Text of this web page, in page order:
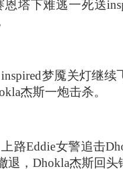
恩塔下难逃一死送
inspired梦魇关灯继
杰斯一炮击杀。
上路Eddie女警追击
退，Dhokla杰斯回